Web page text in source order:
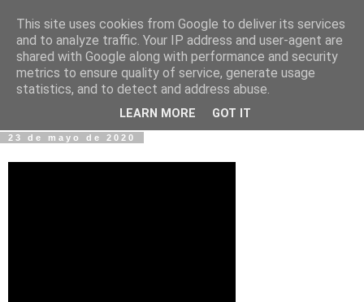
Fotos y Cosas
Miguel Sáenz de Santa María Elizalde
"Un blog es como un diario, pero sin candado".
23 de mayo de 2020
This site uses cookies from Google to deliver its services
and to analyze traffic. Your IP address and user-agent are
shared with Google along with performance and security
metrics to ensure quality of service, generate usage
statistics, and to detect and address abuse.
LEARN MORE GOT IT